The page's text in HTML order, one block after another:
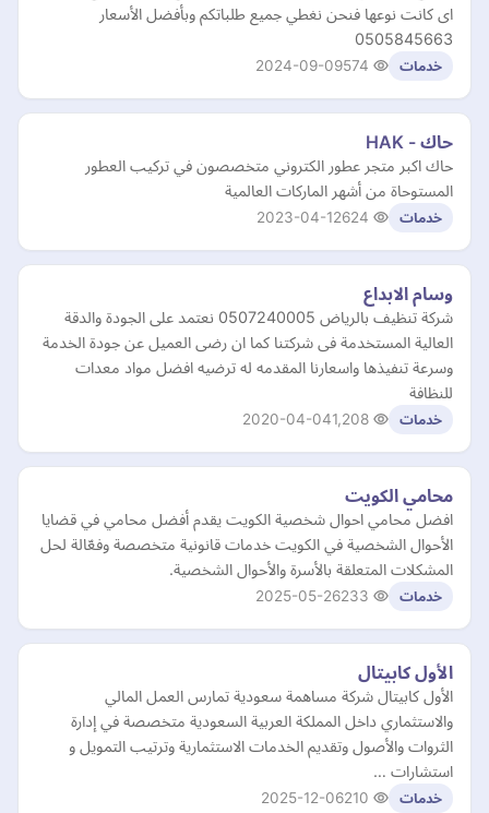
اى كانت نوعها فنحن نغطي جميع طلباتكم وبأفضل الأسعار
0505845663
خدمات 2024-09-09
حاك - HAK
حاك اكبر متجر عطور الكتروني متخصصون في تركيب العطور
المستوحاة من أشهر الماركات العالمية
خدمات 2023-04-12
وسام الابداع
شركة تنظيف بالرياض 0507240005 نعتمد على الجودة والدقة
العالية المستخدمة فى شركتنا كما ان رضى العميل عن جودة الخدمة
وسرعة تنفيذها واسعارنا المقدمه له ترضيه افضل مواد معدات
للنظافة
خدمات 2020-04-04
محامي الكويت
افضل محامي احوال شخصية الكويت يقدم أفضل محامي في قضايا
الأحوال الشخصية في الكويت خدمات قانونية متخصصة وفعّالة لحل
المشكلات المتعلقة بالأسرة والأحوال الشخصية.
خدمات 2025-05-26
الأول كابيتال
الأول كابيتال شركة مساهمة سعودية تمارس العمل المالي
والاستثماري داخل المملكة العربية السعودية متخصصة في إدارة
الثروات والأصول وتقديم الخدمات الاستثمارية وترتيب التمويل و
استشارات …
خدمات 2025-12-06